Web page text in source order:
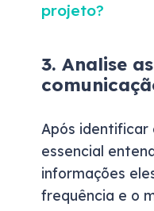
projeto?
3. Analise
Após identificar
essencial
informações
frequência e o